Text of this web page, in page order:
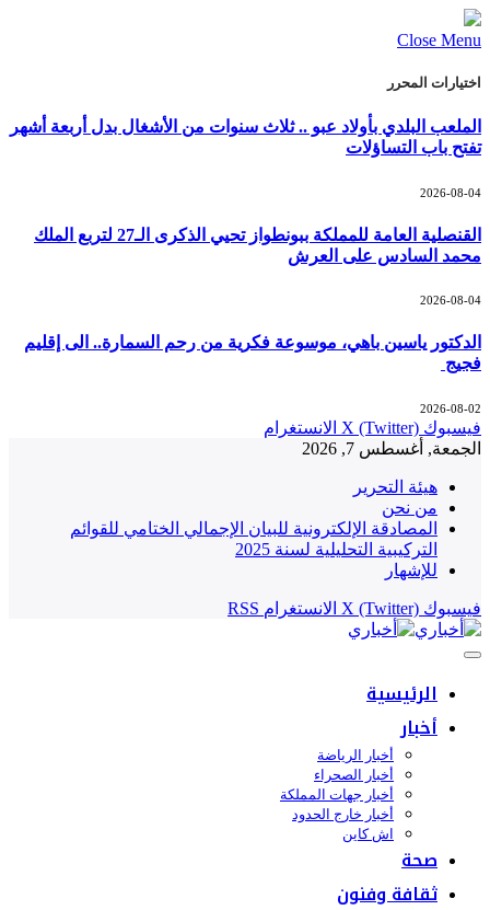
Close Menu
اختيارات المحرر
الملعب البلدي بأولاد عبو .. ثلاث سنوات من الأشغال بدل أربعة أشهر
تفتح باب التساؤلات
2026-08-04
القنصلية العامة للمملكة ببونطواز تحيي الذكرى الـ27 لتربع الملك
محمد السادس على العرش
2026-08-04
الدكتور ياسين باهي، موسوعة فكرية من رحم السمارة.. الى إقليم
فجيج
2026-08-02
فيسبوك X (Twitter) الانستغرام
الجمعة, أغسطس 7, 2026
هيئة التحرير
من نحن
المصادقة الإلكترونية للبيان الإجمالي الختامي للقوائم
التركيبية التحليلية لسنة 2025
للإشهار
فيسبوك X (Twitter) الانستغرام RSS
الرئيسية
أخبار
أخبار الرياضة
أخبار الصحراء
أخبار جهات المملكة
أخبار خارج الحدود
اش كاين
صحة
ثقافة وفنون